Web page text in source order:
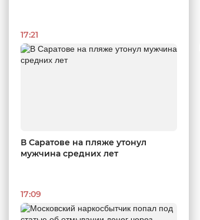
17:21
В Саратове на пляже утонул
мужчина средних лет
17:09